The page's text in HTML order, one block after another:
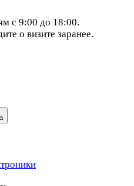
с 9:00 до 18:00.
о визите заранее.